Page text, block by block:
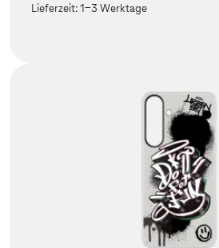
Lieferzeit:1-3 Werktage